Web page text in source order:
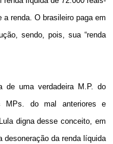
renda. O brasileiro paga em
sendo, pois, sua “renda
de uma verdadeira M.P. do
MPs. do mal anteriores e
digna desse conceito, em
desoneração da renda líquida